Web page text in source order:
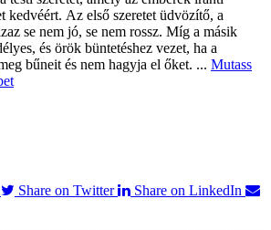
kedvéért. Az első szeretet üdvözítő, a
se nem jó, se nem rossz. Míg a másik
és örök büntetéshez vezet, ha a
bűneit és nem hagyja el őket. ... Mutass
Share on Twitter
Share on LinkedIn